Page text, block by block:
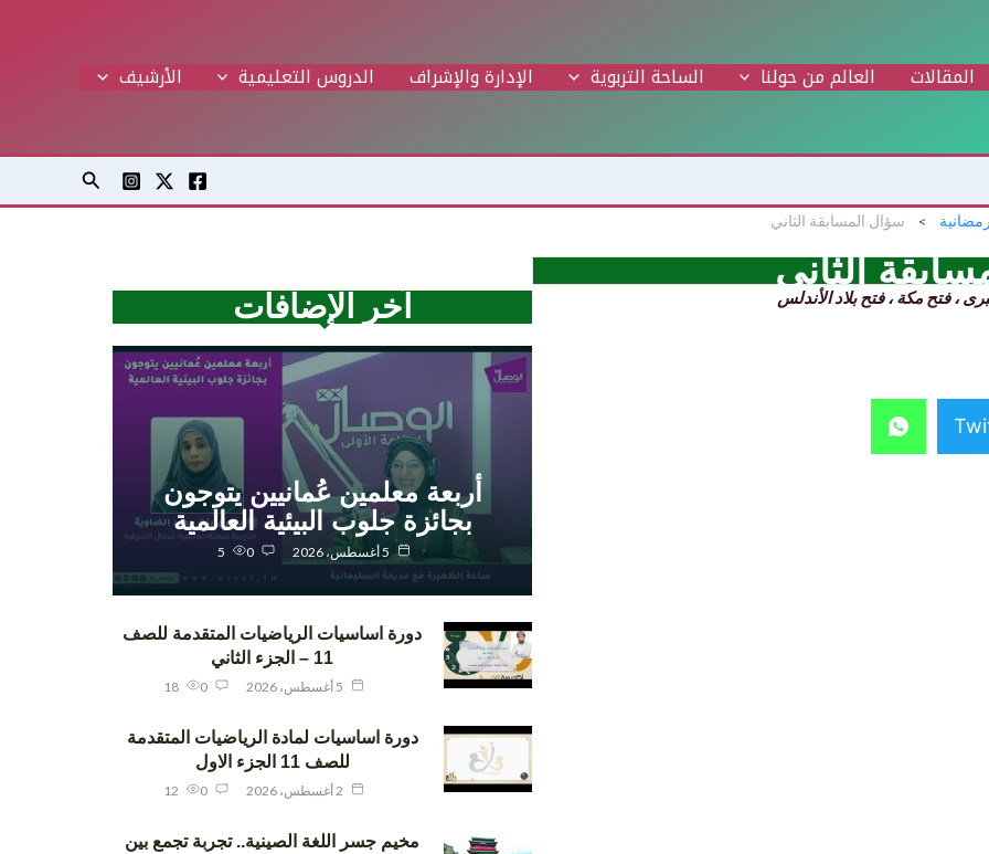
المقالات العالم من حولنا الساحة التربوية الإدارة والإشراف الدروس التعليمية اﻷرشيف
البحث
سؤال المسابقة الثاني
الثاني
آخر الإضافات
أربعة معلمين عُمانيين يتوجون
بجائزة جلوب البيئية العالمية
0
دورة اساسيات الرياضيات المتقدمة للصف
11 – الجزء الثاني
0
18
دورة اساسيات لمادة الرياضيات المتقدمة
للصف 11 الجزء الاول
0
مخيم جسر اللغة الصينية.. تجربة تجمع بين